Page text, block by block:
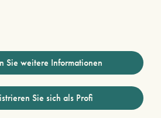
Sie weitere Informationen
Sie sich als Profi